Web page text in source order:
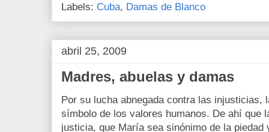
Labels: Cuba, Damas de Blanco
abril 25, 2009
Madres, abuelas y damas
Por su lucha abnegada contra las injusticias,
símbolo de los valores humanos. De ahí que
justicia, que María sea sinónimo de la piedad